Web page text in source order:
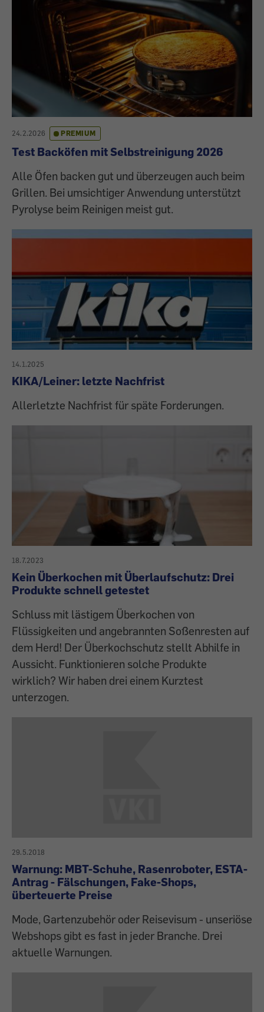
24.2.2026 PREMIUM
Test Backöfen mit Selbstreinigung 2026
Alle Öfen backen gut und überzeugen auch beim
Grillen. Bei umsichtiger Anwendung unterstützt
Pyrolyse beim Reinigen meist gut.
14.1.2025
KIKA/Leiner: letzte Nachfrist
Allerletzte Nachfrist für späte Forderungen.
18.7.2023
Kein Überkochen mit Überlaufschutz: Drei
Produkte schnell getestet
Schluss mit lästigem Überkochen von
Flüssigkeiten und angebrannten Soßenresten auf
dem Herd! Der Überkochschutz stellt Abhilfe in
Aussicht. Funktionieren solche Produkte
wirklich? Wir haben drei einem Kurztest
unterzogen.
29.5.2018
Warnung: MBT-Schuhe, Rasenroboter, ESTA-
Antrag - Fälschungen, Fake-Shops,
überteuerte Preise
Mode, Gartenzubehör oder Reisevisum - unseriöse
Webshops gibt es fast in jeder Branche. Drei
aktuelle Warnungen.